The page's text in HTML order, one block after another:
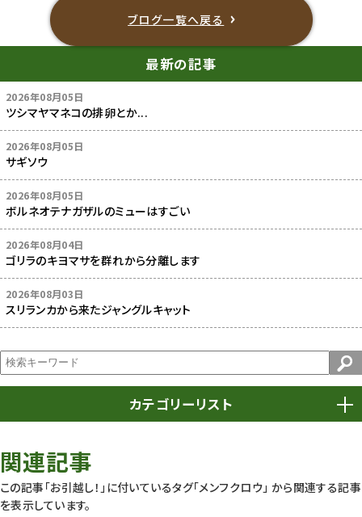
ブログ一覧へ戻る
最新の記事
2026年08月05日
ツシマヤマネコの排卵とか...
2026年08月05日
サギソウ
2026年08月05日
ボルネオテナガザルのミューはすごい
2026年08月04日
ゴリラのキヨマサを群れから分離します
2026年08月03日
スリランカから来たジャングルキャット
カテゴリーリスト
動物園
動物園長のZooコラム
関連記事
この記事「お引越し！」に付いているタグ「メンフクロウ」 から関連する記事
を表示しています。